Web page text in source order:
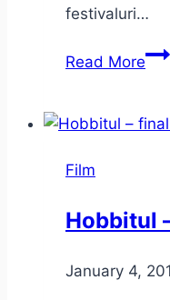
festivaluri…
Read MoreThe
de
Film
Hobbitul
January 4,